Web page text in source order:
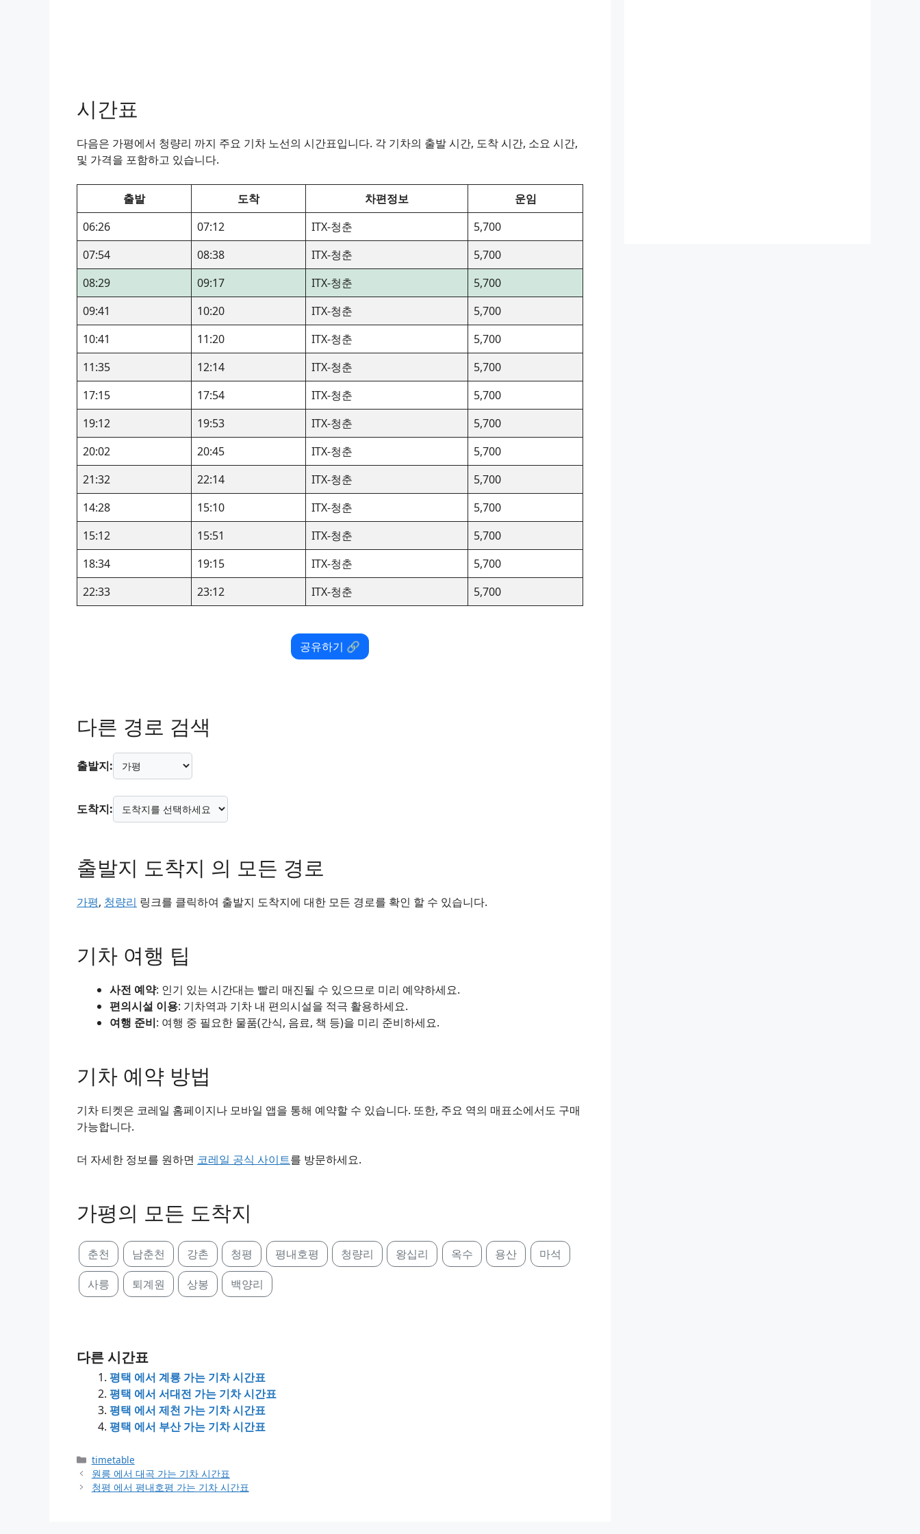
시간표
다음은 가평에서 청량리 까지 주요 기차 노선의 시간표입니다. 각 기차의 출발 시간, 도착 시간, 소요 시간,
및 가격을 포함하고 있습니다.
출발 도착 차편정보
운임
06:26
07:12 ITX-청춘
5,700
07:54
08:38 ITX-청춘
5,700
08:29
09:17 ITX-청춘
5,700
09:41
10:20 ITX-청춘
5,700
10:41
11:20 ITX-청춘
5,700
11:35
12:14 ITX-청춘
5,700
17:15
17:54 ITX-청춘
5,700
19:12
19:53 ITX-청춘
5,700
20:02
20:45 ITX-청춘
5,700
21:32
22:14 ITX-청춘
5,700
14:28
15:10 ITX-청춘
5,700
15:12
15:51 ITX-청춘
5,700
18:34
19:15 ITX-청춘
5,700
22:33
23:12 ITX-청춘 5,700
공유하기 🔗
다른 경로 검색
출발지:
도착지:
출발지 도착지 의 모든 경로
가평, 청량리 링크를 클릭하여 출발지 도착지에 대한 모든 경로를 확인 할 수 있습니다.
기차 여행 팁
사전 예약: 인기 있는 시간대는 빨리 매진될 수 있으므로 미리 예약하세요.
편의시설 이용: 기차역과 기차 내 편의시설을 적극 활용하세요.
여행 준비: 여행 중 필요한 물품(간식, 음료, 책 등)을 미리 준비하세요.
기차 예약 방법
기차 티켓은 코레일 홈페이지나 모바일 앱을 통해 예약할 수 있습니다. 또한, 주요 역의 매표소에서도 구매
가능합니다.
더 자세한 정보를 원하면 코레일 공식 사이트를 방문하세요.
가평의 모든 도착지
춘천 남춘천 강촌 청평 평내호평 청량리 왕십리 옥수 용산 마석
사릉 퇴계원 상봉 백양리
다른 시간표
평택 에서 계룡 가는 기차 시간표
평택 에서 서대전 가는 기차 시간표
평택 에서 제천 가는 기차 시간표
평택 에서 부산 가는 기차 시간표
Categories
timetable
원릉 에서 대곡 가는 기차 시간표
청평 에서 평내호평 가는 기차 시간표